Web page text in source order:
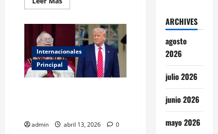
más
Casa
Blanca
concluye
reunión
sobre
Irán
sin
acuerdo
Internacionales
Principal
admin abril 13, 2026 0
ARCHIVES
agosto
2026
julio 2026
junio 2026
mayo 2026